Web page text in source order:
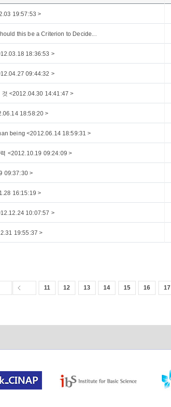
19:57:53 >
this be a Criterion to Decide...
18:36:53 >
09:44:32 >
것 <2012.04.30 14:41:47 >
18:58:20 >
being <2012.06.14 18:59:31 >
<2012.10.19 09:24:09 >
09:37:30 >
16:15:19 >
10:07:57 >
19:55:37 >
11 12 13 14 15 16 17